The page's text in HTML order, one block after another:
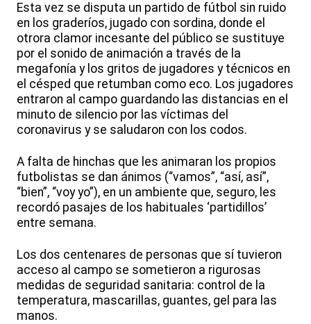
Esta vez se disputa un partido de fútbol sin ruido
en los graderíos, jugado con sordina, donde el
otrora clamor incesante del público se sustituye
por el sonido de animación a través de la
megafonía y los gritos de jugadores y técnicos en
el césped que retumban como eco. Los jugadores
entraron al campo guardando las distancias en el
minuto de silencio por las víctimas del
coronavirus y se saludaron con los codos.
A falta de hinchas que les animaran los propios
futbolistas se dan ánimos (“vamos”, “así, así”,
“bien”, “voy yo”), en un ambiente que, seguro, les
recordó pasajes de los habituales ‘partidillos’
entre semana.
Los dos centenares de personas que sí tuvieron
acceso al campo se sometieron a rigurosas
medidas de seguridad sanitaria: control de la
temperatura, mascarillas, guantes, gel para las
manos.